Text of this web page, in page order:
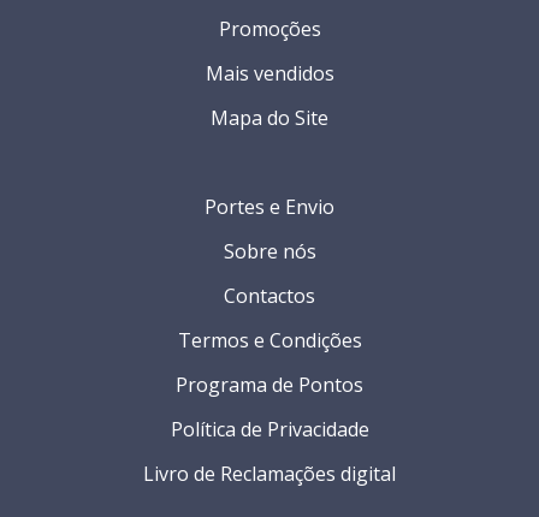
Portes e Envio
Sobre nós
Contactos
Termos e Condições
Programa de Pontos
Política de Privacidade
Livro de Reclamações digital
Promoções
Mais vendidos
Mapa do Site